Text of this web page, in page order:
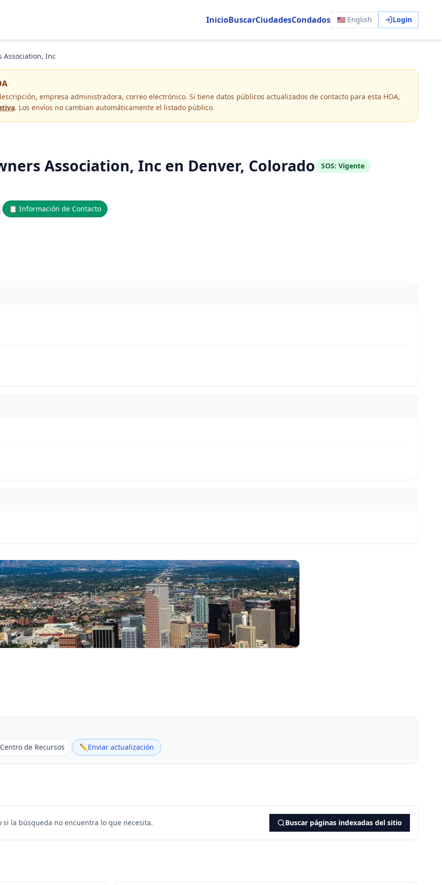
InicioBuscarCiudadesCondados 🇺🇸 English Login
Association, Inc
empresa administradora, correo electrónico. Si tiene datos públicos actualizados de contacto para esta HOA,
. Los envíos no cambian automáticamente el listado público.
Association, Inc en Denver, Colorado SOS: Vigente
📋 Información de Contacto
Centro de Recursos ✏️Enviar actualización
la búsqueda no encuentra lo que necesita. Buscar páginas indexadas del sitio